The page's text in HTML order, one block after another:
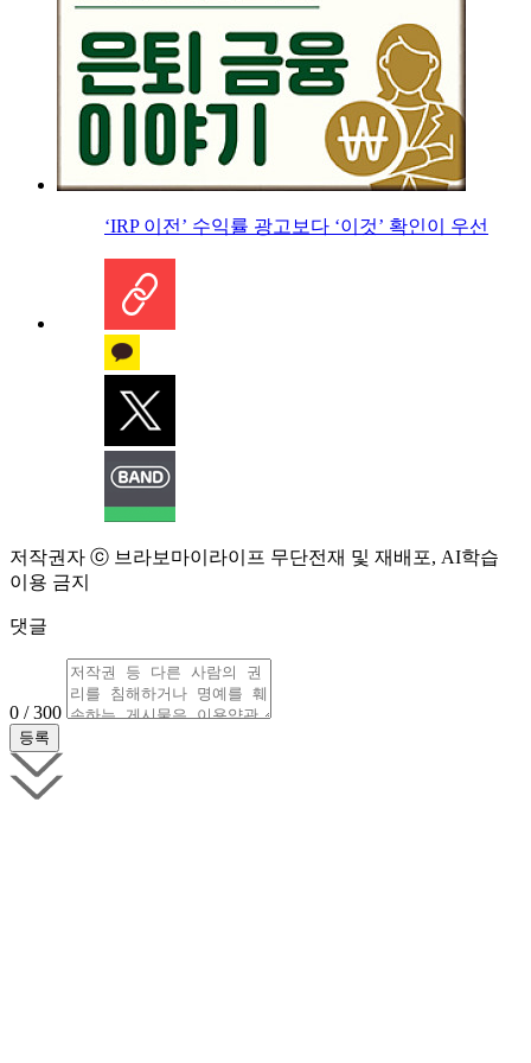
‘IRP 이전’ 수익률 광고보다 ‘이것’ 확인이 우선
저작권자 ⓒ 브라보마이라이프 무단전재 및 재배포, AI학습
이용 금지
댓글
0 / 300